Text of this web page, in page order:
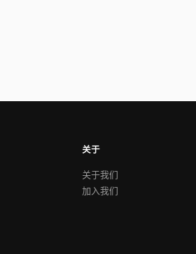
关于
关于我们
加入我们